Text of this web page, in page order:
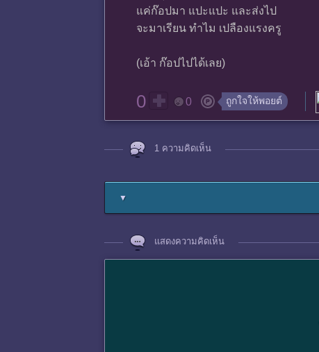
แค่ก๊อปมา แปะแปะ และส่งไป
จะมาเรียน ทำไม เปลืองแรงครู
(เอ้า ก๊อปไปได้เลย)
0 0 ถูกใจให้พอยต์
1 ความคิดเห็น
▼
แสดงความคิดเห็น